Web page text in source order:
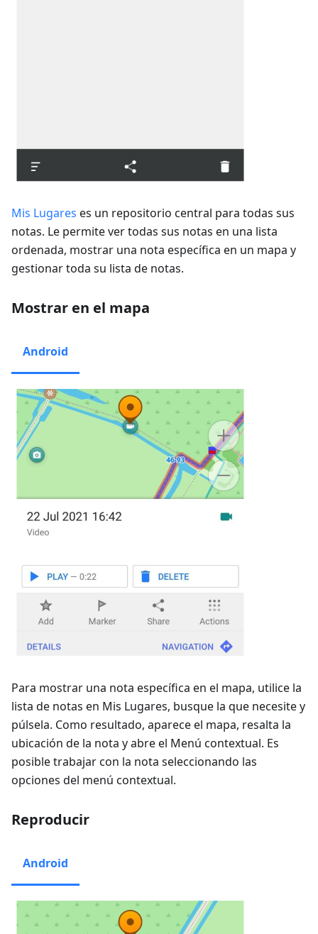
Mis Lugares es un repositorio central para todas sus
notas. Le permite ver todas sus notas en una lista
ordenada, mostrar una nota específica en un mapa y
gestionar toda su lista de notas.
Mostrar en el mapa
Android
Para mostrar una nota específica en el mapa, utilice la
lista de notas en Mis Lugares, busque la que necesite y
púlsela. Como resultado, aparece el mapa, resalta la
ubicación de la nota y abre el Menú contextual. Es
posible trabajar con la nota seleccionando las
opciones del menú contextual.
Reproducir
Android